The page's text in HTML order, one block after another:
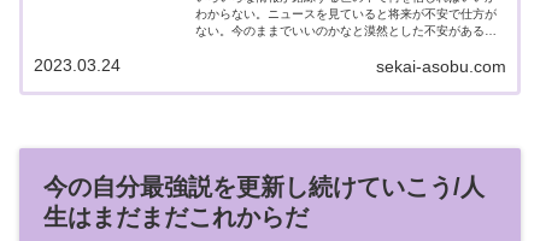
わからない。ニュースを見ていると将来が不安で仕方が
ない。今のままでいいのかなと漠然とした不安がある。
する昨今。最速最短で心地よく自分らしく生...
sekai-asobu.com
2023.03.24
今の自分最強説を更新し続けていこう/人
生はまだまだこれからだ